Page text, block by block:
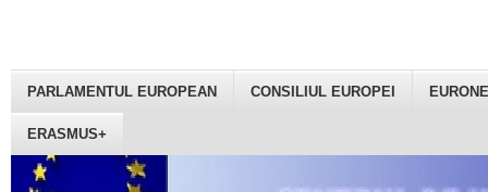
PARLAMENTUL EUROPEAN CONSILIUL EUROPEI
ERASMUS+